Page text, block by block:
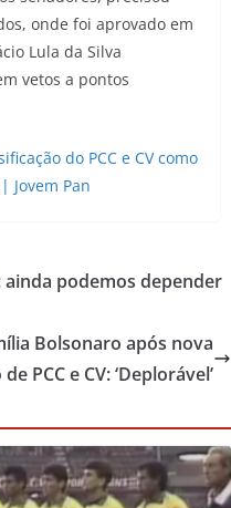
onde foi aprovado em
Lula da Silva
vetos a pontos
do PCC e CV como
Jovem Pan
podemos depender
Bolsonaro após nova
PCC e CV: ‘Deplorável’